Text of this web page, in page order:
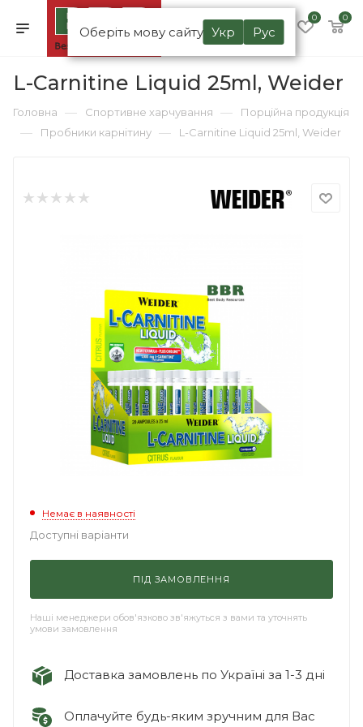
Оберіть мову сайту Укр Рус
0 0
L-Carnitine Liquid 25ml, Weider
Головна — Спортивне харчування — Порційна продукція
— Пробники карнітину — L-Carnitine Liquid 25ml, Weider
Немає в наявності
Доступні варіанти
ПІД ЗАМОВЛЕННЯ
Наші менеджери обов'язково зв'яжуться з вами та уточнять
умови замовлення
Доставка замовлень по Україні за 1-3 дні
Оплачуйте будь-яким зручним для Вас